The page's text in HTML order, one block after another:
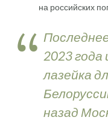
на российских
2023 года
лазейка
назад